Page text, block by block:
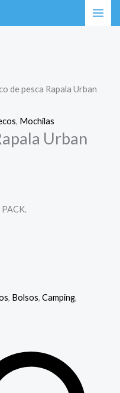
de pesca Rapala Urban
, Mochilas
Urban
, Bolsos, Camping,